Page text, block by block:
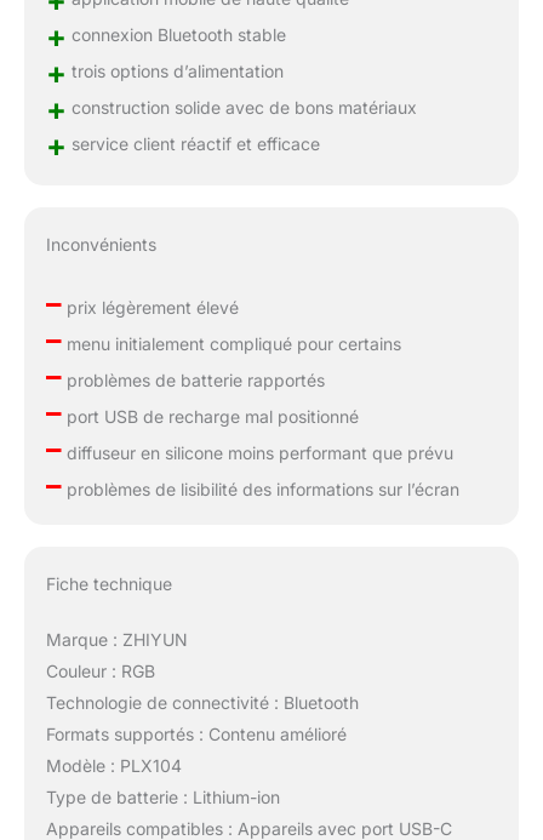
+ connexion Bluetooth stable
+ trois options d’alimentation
+ construction solide avec de bons matériaux
+ service client réactif et efficace
Inconvénients
–prix légèrement élevé
–menu initialement compliqué pour certains
–problèmes de batterie rapportés
–port USB de recharge mal positionné
–diffuseur en silicone moins performant que prévu
–problèmes de lisibilité des informations sur l’écran
Fiche technique
Marque : ZHIYUN
Couleur : RGB
Technologie de connectivité : Bluetooth
Formats supportés : Contenu amélioré
Modèle : PLX104
Type de batterie : Lithium-ion
Appareils compatibles : Appareils avec port USB-C